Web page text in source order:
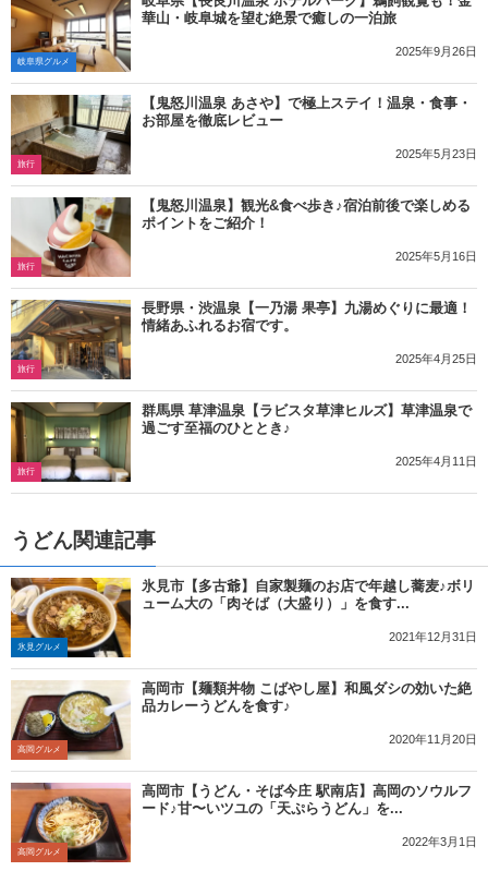
岐阜県グルメ
華山・岐阜城を望む絶景で癒しの一泊旅
2025年9月26日
旅行
【鬼怒川温泉 あさや】で極上ステイ！温泉・食事・
お部屋を徹底レビュー
2025年5月23日
旅行
【鬼怒川温泉】観光&食べ歩き♪宿泊前後で楽しめる
ポイントをご紹介！
2025年5月16日
旅行
長野県・渋温泉【一乃湯 果亭】九湯めぐりに最適！
情緒あふれるお宿です。
2025年4月25日
旅行
群馬県 草津温泉【ラビスタ草津ヒルズ】草津温泉で
過ごす至福のひととき♪
2025年4月11日
うどん関連記事
氷見グルメ
氷見市【多古爺】自家製麺のお店で年越し蕎麦♪ボリ
ューム大の「肉そば（大盛り）」を食す...
2021年12月31日
高岡グルメ
高岡市【麺類丼物 こばやし屋】和風ダシの効いた絶
品カレーうどんを食す♪
2020年11月20日
高岡グルメ
高岡市【うどん・そば今庄 駅南店】高岡のソウルフ
ード♪甘〜いツユの「天ぷらうどん」を...
2022年3月1日